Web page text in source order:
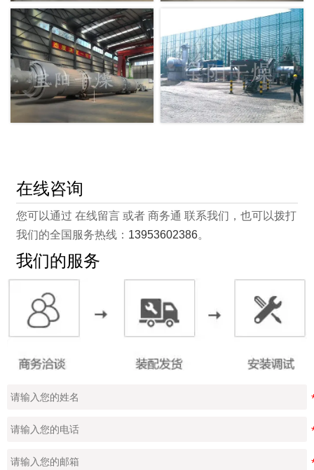
在线咨询
您可以通过 在线留言 或者 商务通 联系我们，也可以拨打
我们的全国服务热线： 13953602386。
我们的服务